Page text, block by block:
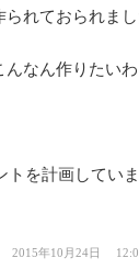
れておられまし
なん作りたい
を計画してい
2015年10月24日